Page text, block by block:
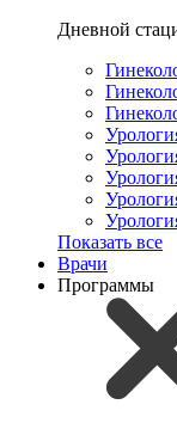
Дневной
Показать все
Врачи
Программы